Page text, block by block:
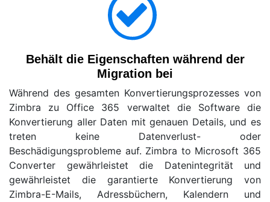
Behält die Eigenschaften während der
Migration bei
Während des gesamten Konvertierungsprozesses von
Zimbra zu Office 365 verwaltet die Software die
Konvertierung aller Daten mit genauen Details, und es
treten keine Datenverlust- oder
Beschädigungsprobleme auf. Zimbra to Microsoft 365
Converter gewährleistet die Datenintegrität und
gewährleistet die garantierte Konvertierung von
Zimbra-E-Mails, Adressbüchern, Kalendern und